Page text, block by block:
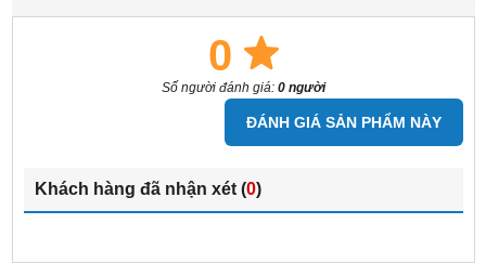
0
Số người đánh giá: 0 người
ĐÁNH GIÁ SẢN PHẨM NÀY
Khách hàng đã nhận xét (0)